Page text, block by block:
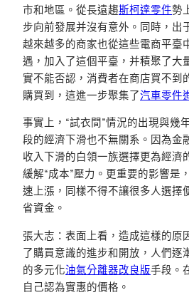
市和地區。從長遠趨斯柯達零件勢
步向前發展并沒有意外。同時，出
越來越多的商家也從這些電商平臺
遇，加入了這個平臺，并積聚了大
實不能否認，消費者在商店買不到
購買到，這進一步聚集了汽車零件
事實上，“試衣間”情況的出現與幾
段的經濟下滑也不無關系。因為金
收入下滑的白領一族選擇更為經濟
緩解“成本”壓力。更重要的影響是
速上漲，同樣不得不讓很多人選擇
省資金。
張大志：表面上看，造成這樣的原
了購買意識的進步和開放，人們逐
的多元化油氣分離器改良版手段。
自己認為實惠的價格。